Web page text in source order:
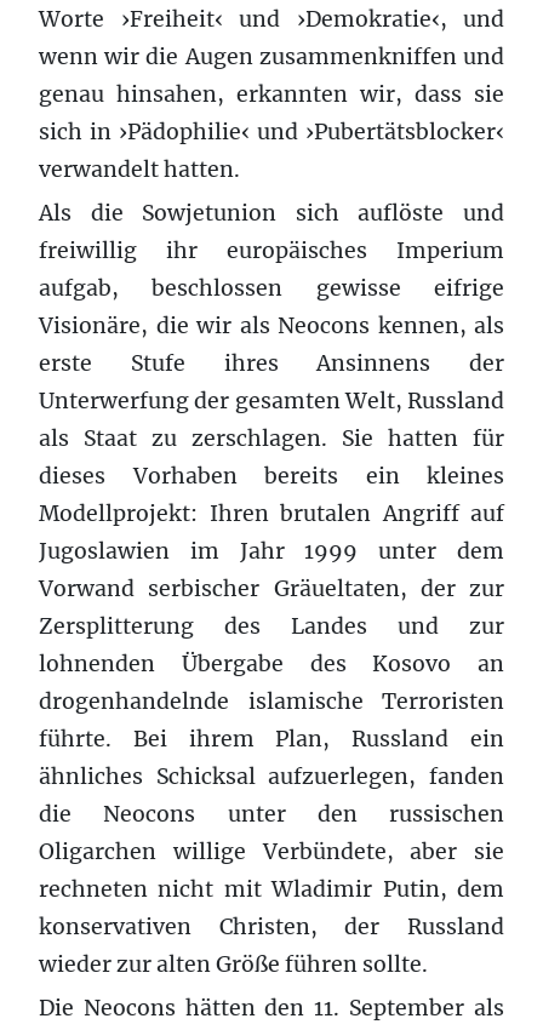
Worte ›Freiheit‹ und ›Demokratie‹, und
wenn wir die Augen zusammenkniffen und
genau hinsahen, erkannten wir, dass sie
sich in ›Pädophilie‹ und ›Pubertätsblocker‹
verwandelt hatten.
Als die Sowjetunion sich auflöste und
freiwillig ihr europäisches Imperium
aufgab, beschlossen gewisse eifrige
Visionäre, die wir als Neocons kennen, als
erste Stufe ihres Ansinnens der
Unterwerfung der gesamten Welt, Russland
als Staat zu zerschlagen. Sie hatten für
dieses Vorhaben bereits ein kleines
Modellprojekt: Ihren brutalen Angriff auf
Jugoslawien im Jahr 1999 unter dem
Vorwand serbischer Gräueltaten, der zur
Zersplitterung des Landes und zur
lohnenden Übergabe des Kosovo an
drogenhandelnde islamische Terroristen
führte. Bei ihrem Plan, Russland ein
ähnliches Schicksal aufzuerlegen, fanden
die Neocons unter den russischen
Oligarchen willige Verbündete, aber sie
rechneten nicht mit Wladimir Putin, dem
konservativen Christen, der Russland
wieder zur alten Größe führen sollte.
Die Neocons hätten den 11. September als